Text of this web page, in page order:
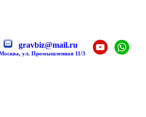
gravbiz@mail.ru
ул. Промышленная 11/3